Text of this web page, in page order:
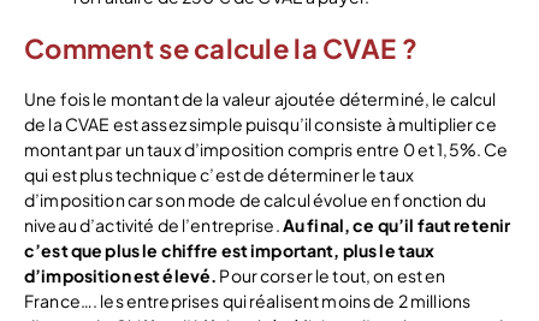
Comment se calcule la CVAE ?
Une fois le montant de la valeur ajoutée déterminé, le calcul
de la CVAE est assez simple puisqu’il consiste à multiplier ce
montant par un taux d’imposition compris entre 0 et 1,5%. Ce
qui est plus technique c’est de déterminer le taux
d’imposition car son mode de calcul évolue en fonction du
niveau d’activité de l’entreprise.Au final, ce qu’il faut retenir
c’est que plus le chiffre est important, plus le taux
d’imposition est élevé. Pour corser le tout, on est en
France…. les entreprises qui réalisent moins de 2 millions